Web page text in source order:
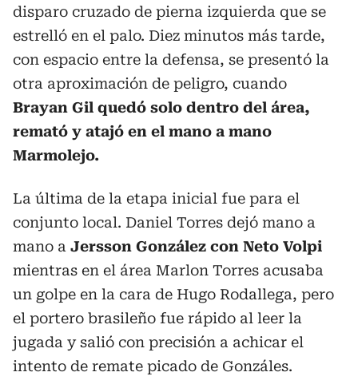
disparo cruzado de pierna izquierda que se
estrelló en el palo. Diez minutos más tarde,
con espacio entre la defensa, se presentó la
otra aproximación de peligro, cuando
Brayan Gil quedó solo dentro del área,
remató y atajó en el mano a mano
Marmolejo.
La última de la etapa inicial fue para el
conjunto local. Daniel Torres dejó mano a
mano a Jersson González con Neto Volpi
mientras en el área Marlon Torres acusaba
un golpe en la cara de Hugo Rodallega, pero
el portero brasileño fue rápido al leer la
jugada y salió con precisión a achicar el
intento de remate picado de Gonzáles.